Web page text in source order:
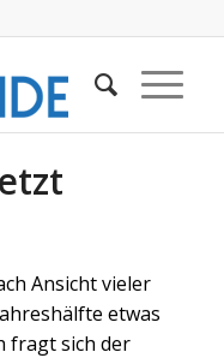
Ansicht vieler
etwas
fragt sich der